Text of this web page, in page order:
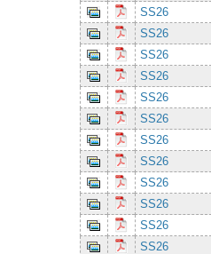
SS26
SS26
SS26
SS26
SS26
SS26
SS26
SS26
SS26
SS26
SS26
SS26